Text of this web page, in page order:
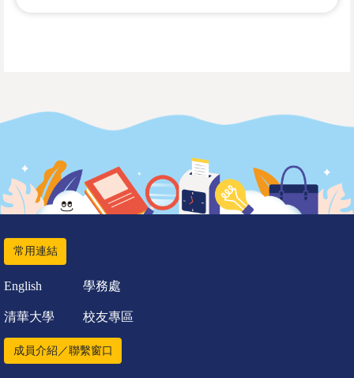
常用連結
English 學務處
清華大學 校友專區
成員介紹／聯繫窗口